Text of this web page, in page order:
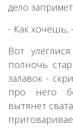
дело
- Как хочешь,
Вот
полночь
залавок -
про него
вытянет